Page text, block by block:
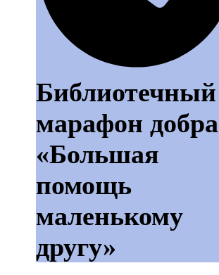
Библиотечный
марафон добра
«Большая
помощь
маленькому
другу»